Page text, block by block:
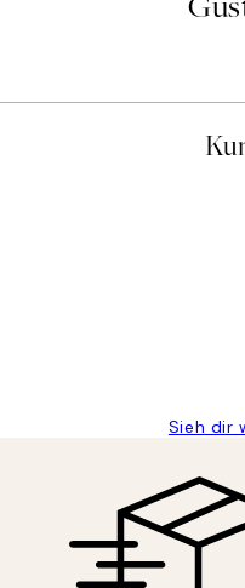
Sieh dir